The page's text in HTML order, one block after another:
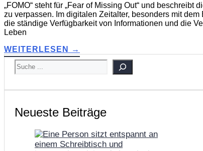
„FOMO“ steht für „Fear of Missing Out“ und
zu verpassen. Im digitalen Zeitalter, besonders mit
die ständige Verfügbarkeit von Informationen und die
Leben
WEITERLESEN →
SUCHEN
Neueste Beiträge